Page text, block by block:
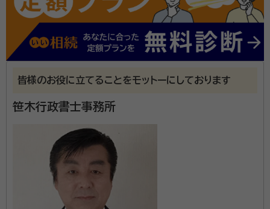
の作成をサポートします。 預貯金の解約、保険の請求、
株式や投資信託などの名義変更など手続きをサポート
いたします。 相続人や相続財産の調査などもご相談く
ださい。本人の希望があれば本人申請についてのコンサ
手続きに必要となる戸籍謄本や住民票をはじめ、公的
書類の取得代行もサポートします。
資格等：行政書士
皆様のお役に立てることをモットーにしております
笹木行政書士事務所